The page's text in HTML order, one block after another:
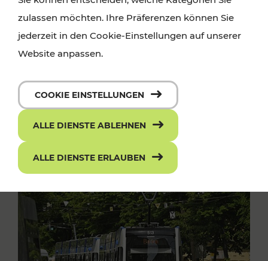
zulassen möchten. Ihre Präferenzen können Sie
jederzeit in den Cookie-Einstellungen auf unserer
Website anpassen.
COOKIE EINSTELLUNGEN
ALLE DIENSTE ABLEHNEN
ALLE DIENSTE ERLAUBEN